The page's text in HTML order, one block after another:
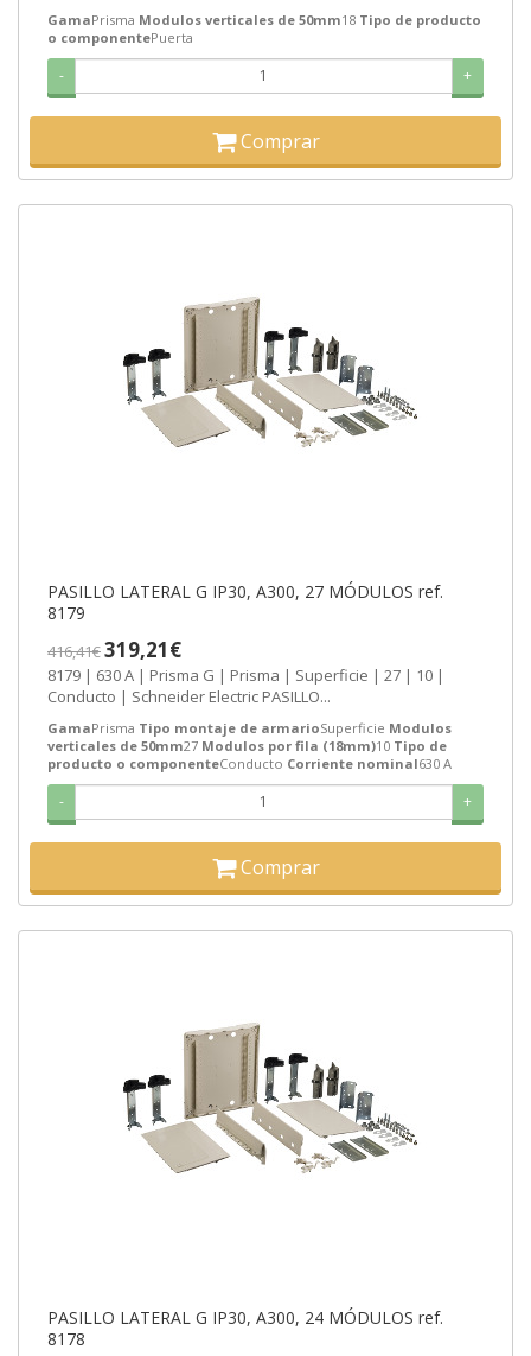
GamaPrisma Modulos verticales de 50mm18 Tipo de producto
o componentePuerta
- +
Comprar
PASILLO LATERAL G IP30, A300, 27 MÓDULOS ref.
8179
416,41€319,21€
8179 | 630 A | Prisma G | Prisma | Superficie | 27 | 10 |
Conducto | Schneider Electric PASILLO...
GamaPrisma Tipo montaje de armarioSuperficie Modulos
verticales de 50mm27 Modulos por fila (18mm)10 Tipo de
producto o componenteConducto Corriente nominal630 A
- +
Comprar
PASILLO LATERAL G IP30, A300, 24 MÓDULOS ref.
8178